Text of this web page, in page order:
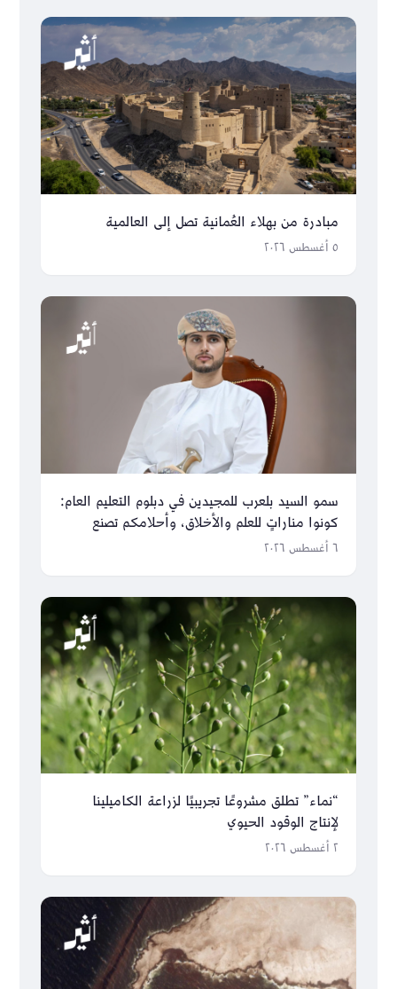
مبادرة من بهلاء العُمانية تصل إلى العالمية
٥ أغسطس ٢٠٢٦
سمو السيد بلعرب للمجيدين في دبلوم التعليم العام:
كونوا مناراتٍ للعلم والأخلاق، وأحلامكم تصنع
مستقبل عُمان
٦ أغسطس ٢٠٢٦
“نماء” تطلق مشروعًا تجريبيًا لزراعة الكاميلينا
لإنتاج الوقود الحيوي
٢ أغسطس ٢٠٢٦